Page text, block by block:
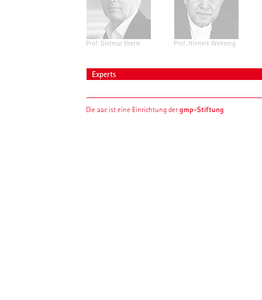
Prof. Dietmar Eberle Prof. Hinnerk Wehberg
Experts
Die aac ist eine Einrichtung dergmp-Stiftung